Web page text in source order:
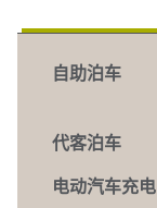
自助泊车
代客泊车
电动汽车充电